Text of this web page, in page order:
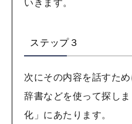
いきます。
ステップ３
次にその内容を話すた
辞書などを使って探し
化」にあたります。